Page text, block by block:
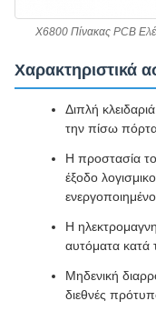
X6800 Πίνακας PCB
Χαρακτηριστικά
Διπλή
την πίσω
Η προστασία
έξοδο
ενεργοποιημένο
Η
αυτόματα κατά
Μηδενική
διεθνές